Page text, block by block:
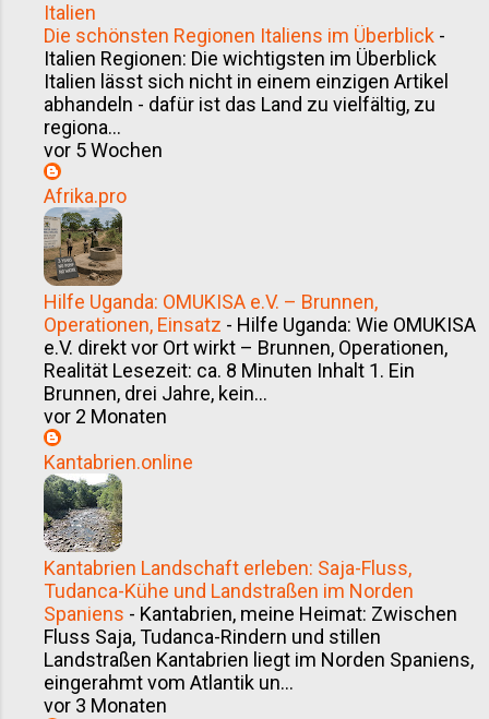
Italien
Die schönsten Regionen Italiens im Überblick -
Italien Regionen: Die wichtigsten im Überblick
Italien lässt sich nicht in einem einzigen Artikel
abhandeln - dafür ist das Land zu vielfältig, zu
regiona...
vor 5 Wochen
Afrika.pro
Hilfe Uganda: OMUKISA e.V. – Brunnen,
Operationen, Einsatz - Hilfe Uganda: Wie OMUKISA
e.V. direkt vor Ort wirkt – Brunnen, Operationen,
Realität Lesezeit: ca. 8 Minuten Inhalt 1. Ein
Brunnen, drei Jahre, kein...
vor 2 Monaten
Kantabrien.online
Kantabrien Landschaft erleben: Saja-Fluss,
Tudanca-Kühe und Landstraßen im Norden
Spaniens - Kantabrien, meine Heimat: Zwischen
Fluss Saja, Tudanca-Rindern und stillen
Landstraßen Kantabrien liegt im Norden Spaniens,
eingerahmt vom Atlantik un...
vor 3 Monaten